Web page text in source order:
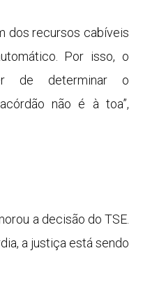
dos recursos cabíveis
Por isso, o
de determinar o
não é à toa”,
a decisão do TSE.
a justiça está sendo